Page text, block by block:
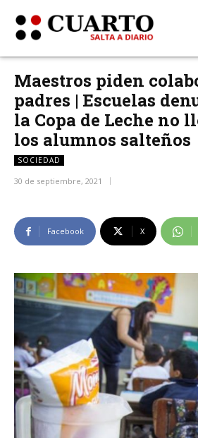
Maestros piden
padres | Escuelas
la Copa de Leche no
los alumnos salteños
SOCIEDAD
30 de septiembre, 2021
Facebook X